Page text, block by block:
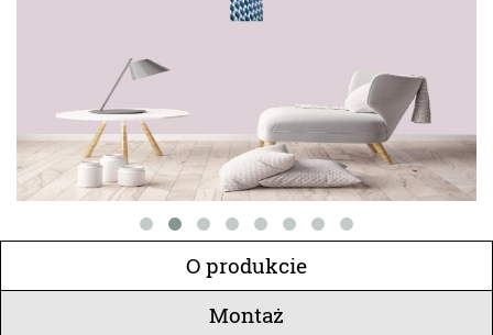
O produkcie
Montaż